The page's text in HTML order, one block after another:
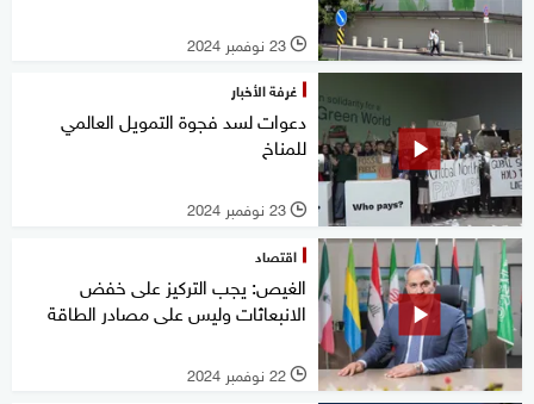
l 23 نوفمبر 2024
غرفة الأخبار
دعوات لسد فجوة التمويل العالمي
للمناخ
l 23 نوفمبر 2024
اقتصاد
الغيص: يجب التركيز على خفض
الانبعاثات وليس على مصادر الطاقة
l 22 نوفمبر 2024